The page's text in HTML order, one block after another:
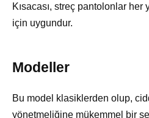
Kısacası, streç pantolonlar her
için uygundur.
Modeller
Bu model klasiklerden olup,
yönetmeliğine mükemmel bir